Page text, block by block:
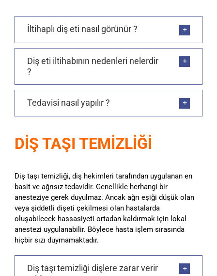
İltihaplı diş eti nasıl görünür ?
Diş eti iltihabının nedenleri nelerdir
?
Tedavisi nasıl yapılır ?
DİŞ TAŞI TEMİZLİĞİ
Diş taşı temizliği, diş hekimleri tarafından uygulanan en
basit ve ağrısız tedavidir. Genellikle herhangi bir
anesteziye gerek duyulmaz. Ancak ağrı eşiği düşük olan
veya şiddetli dişeti çekilmesi olan hastalarda
oluşabilecek hassasiyeti ortadan kaldırmak için lokal
anestezi uygulanabilir. Böylece hasta işlem sırasında
hiçbir sızı duymamaktadır.
Diş taşı temizliği dişlere zarar verir